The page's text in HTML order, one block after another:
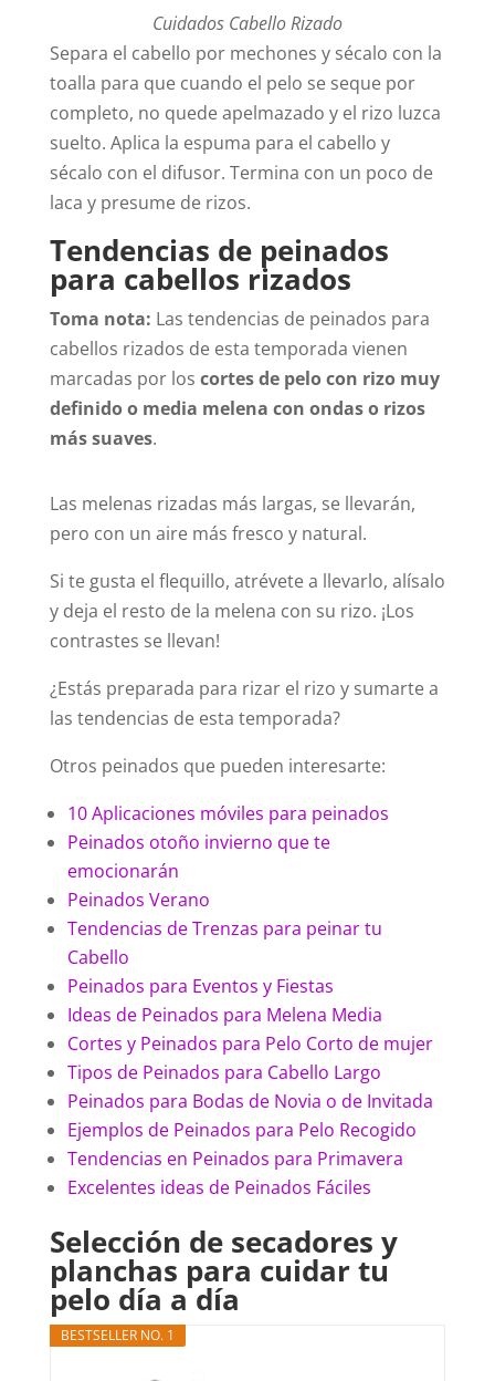
Cuidados Cabello Rizado
Separa el cabello por mechones y sécalo con la
toalla para que cuando el pelo se seque por
completo, no quede apelmazado y el rizo luzca
suelto. Aplica la espuma para el cabello y
sécalo con el difusor. Termina con un poco de
laca y presume de rizos.
Tendencias de peinados
para cabellos rizados
Toma nota: Las tendencias de peinados para
cabellos rizados de esta temporada vienen
marcadas por los cortes de pelo con rizo muy
definido o media melena con ondas o rizos
más suaves.
Las melenas rizadas más largas, se llevarán,
pero con un aire más fresco y natural.
Si te gusta el flequillo, atrévete a llevarlo, alísalo
y deja el resto de la melena con su rizo. ¡Los
contrastes se llevan!
¿Estás preparada para rizar el rizo y sumarte a
las tendencias de esta temporada?
Otros peinados que pueden interesarte:
10 Aplicaciones móviles para peinados
Peinados otoño invierno que te
emocionarán
Peinados Verano
Tendencias de Trenzas para peinar tu
Cabello
Peinados para Eventos y Fiestas
Ideas de Peinados para Melena Media
Cortes y Peinados para Pelo Corto de mujer
Tipos de Peinados para Cabello Largo
Peinados para Bodas de Novia o de Invitada
Ejemplos de Peinados para Pelo Recogido
Tendencias en Peinados para Primavera
Excelentes ideas de Peinados Fáciles
Selección de secadores y
planchas para cuidar tu
pelo día a día
BESTSELLER NO. 1